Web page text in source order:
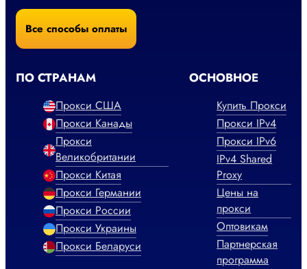
Все способы оплаты
ПО СТРАНАМ
Прокси США
Прокси Канады
Прокси
Великобритании
Прокси Китая
Прокси Германии
Прокси России
Прокси Украины
Прокси Беларуси
ОСНОВНОЕ
Купить Прокси
Прокси IPv4
Прокси IPv6
IPv4 Shared
Proxy
Цены на
прокси
Оптовикам
Партнерская
программа